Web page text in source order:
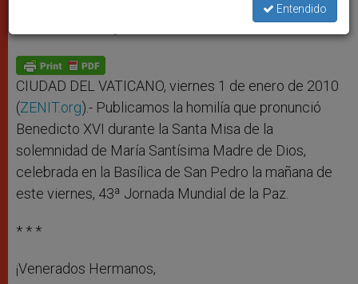
s
p
p
e
g
e
r
b
o
k
t e
CIUDAD DEL VATICANO, viernes 1 de enero de 2010
(ZENIT.org).- Publicamos la homilía que pronunció
Benedicto XVI durante la Santa Misa de la
solemnidad de María Santísima Madre de Dios,
celebrada en la Basílica de San Pedro la mañana de
este viernes, 43ª Jornada Mundial de la Paz.
* * *
¡Venerados Hermanos,
Entendido